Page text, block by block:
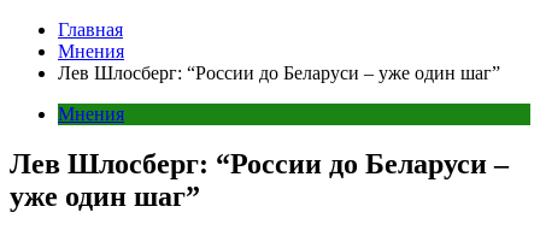
Главная
Мнения
Лев Шлосберг: “России до Беларуси – уже один шаг”
Мнения
Лев Шлосберг: “России до Беларуси –
уже один шаг”